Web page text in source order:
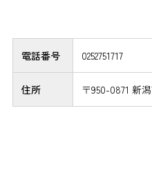
電話番号 0252751717
住所 〒950-0871 新